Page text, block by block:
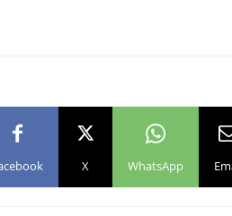
X WhatsApp